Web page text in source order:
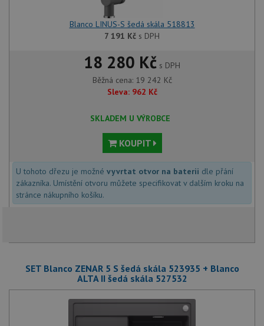
Blanco LINUS-S šedá skála 518813
7 191 Kč s DPH
18 280 Kč s DPH
Běžná cena: 19 242 Kč
Sleva: 962 Kč
SKLADEM U VÝROBCE
KOUPIT
U tohoto dřezu je možné vyvrtat otvor na baterii dle přání
zákazníka. Umístění otvoru můžete specifikovat v dalším kroku na
stránce nákupního košíku.
SET Blanco ZENAR 5 S šedá skála 523935 + Blanco
ALTA II šedá skála 527532